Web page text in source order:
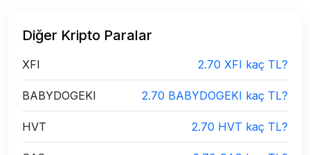
Diğer Kripto Paralar
XFI 2.70 XFI kaç TL?
BABYDOGEKI 2.70 BABYDOGEKI kaç TL?
HVT 2.70 HVT kaç TL?